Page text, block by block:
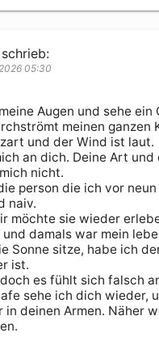
schrieb:
05:30
Augen und sehe ein
meinen ganzen
und der Wind ist laut.
an dich. Deine Art und
nicht.
person die ich vor
naiv.
möchte sie wieder
damals war mein
Sonne sitze, habe ich
ist.
es fühlt sich falsch
sehe ich dich wieder,
in deinen Armen. Näher